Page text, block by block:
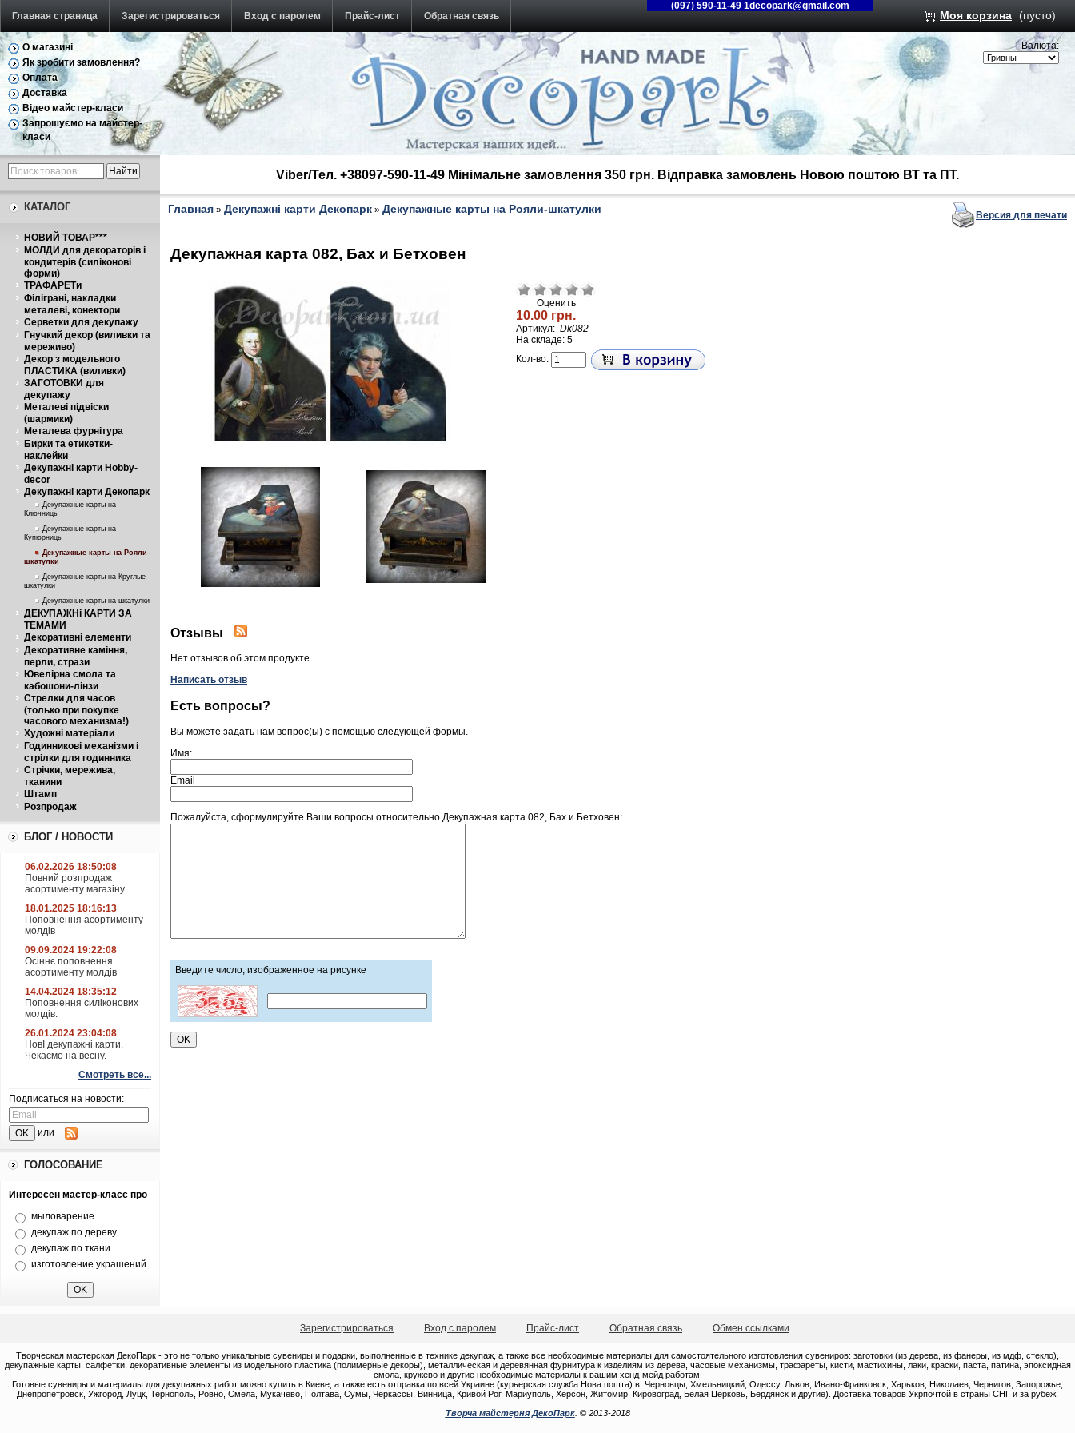
Главная страница Зарегистрироваться Вход с паролем Прайс-лист Обратная связь
(097) 590-11-49 1decopark@gmail.com
Моя корзина (пусто)
О магазині
Як зробити замовлення?
Оплата
Доставка
Відео майстер-класи
Запрошуємо на майстер-
класи
Валюта:
КАТАЛОГ
НОВИЙ ТОВАР***
МОЛДИ для декораторів і
кондитерів (силіконові
форми)
ТРАФАРЕТи
Філіграні, накладки
металеві, конектори
Серветки для декупажу
Гнучкий декор (виливки та
мереживо)
Декор з модельного
ПЛАСТИКА (виливки)
ЗАГОТОВКИ для
декупажу
Металеві підвіски
(шармики)
Металева фурнітура
Бирки та етикетки-
наклейки
Декупажні карти Hobby-
decor
Декупажні карти Декопарк
Декупажные карты на
Ключницы
Декупажные карты на
Купюрницы
Декупажные карты на Рояли-
шкатулки
Декупажные карты на Круглые
шкатулки
Декупажные карты на шкатулки
ДЕКУПАЖНі КАРТИ ЗА
ТЕМАМИ
Декоративні елементи
Декоративне каміння,
перли, стрази
Ювелірна смола та
кабошони-лінзи
Стрелки для часов
(только при покупке
часового механизма!)
Художні матеріали
Годинникові механізми і
стрілки для годинника
Стрічки, мережива,
тканини
Штамп
Розпродаж
БЛОГ / НОВОСТИ
06.02.2026 18:50:08
Повний розпродаж
асортименту магазіну.
18.01.2025 18:16:13
Поповнення асортименту
молдів
09.09.2024 19:22:08
Осіннє поповнення
асортименту молдів
14.04.2024 18:35:12
Поповнення силіконових
молдів.
26.01.2024 23:04:08
НовІ декупажні карти.
Чекаємо на весну.
Смотреть все...
Подписаться на новости:
или
ГОЛОСОВАНИЕ
Интересен мастер-класс про
мыловарение
декупаж по дереву
декупаж по ткани
изготовление украшений
Viber/Тел. +38097-590-11-49 Мінімальне замовлення 350 грн. Відправка замовлень Новою поштою ВТ та ПТ.
Главная » Декупажні карти Декопарк » Декупажные карты на Рояли-шкатулки Версия для печати
Декупажная карта 082, Бах и Бетховен
Оценить
10.00 грн.
Артикул: Dk082
На складе: 5
Кол-во:
Отзывы
Нет отзывов об этом продукте
Написать отзыв
Есть вопросы?
Вы можете задать нам вопрос(ы) с помощью следующей формы.
Имя:
Email
Пожалуйста, сформулируйте Ваши вопросы относительно Декупажная карта 082, Бах и Бетховен:
Введите число, изображенное на рисунке
Зарегистрироваться Вход с паролем Прайс-лист Обратная связь Обмен ссылками
Творческая мастерская ДекоПарк - это не только уникальные сувениры и подарки, выполненные в технике декупаж, а также все необходимые материалы для самостоятельного изготовления сувениров: заготовки (из дерева, из фанеры, из мдф, стекло),
декупажные карты, салфетки, декоративные элементы из модельного пластика (полимерные декоры), металлическая и деревянная фурнитура к изделиям из дерева, часовые механизмы, трафареты, кисти, мастихины, лаки, краски, паста, патина, эпоксидная
смола, кружево и другие необходимые материалы к вашим хенд-мейд работам.
Готовые сувениры и материалы для декупажных работ можно купить в Киеве, а также есть отправка по всей Украине (курьерская служба Нова пошта) в: Черновцы, Хмельницкий, Одессу, Львов, Ивано-Франковск, Харьков, Николаев, Чернигов, Запорожье,
Днепропетровск, Ужгород, Луцк, Тернополь, Ровно, Смела, Мукачево, Полтава, Сумы, Черкассы, Винница, Кривой Рог, Мариуполь, Херсон, Житомир, Кировоград, Белая Церковь, Бердянск и другие). Доставка товаров Укрпочтой в страны СНГ и за рубеж!
Творча майстерня ДекоПарк. © 2013-2018